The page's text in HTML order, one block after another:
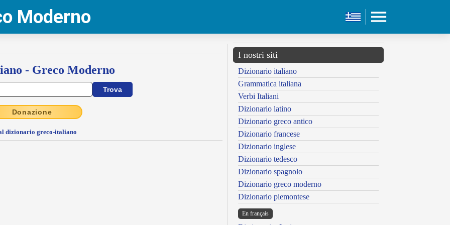
Moderno
- Greco Moderno
Donazione
dizionario greco-italiano
I nostri siti
Dizionario italiano
Grammatica italiana
Verbi Italiani
Dizionario latino
Dizionario greco antico
Dizionario francese
Dizionario inglese
Dizionario tedesco
Dizionario spagnolo
Dizionario greco moderno
Dizionario piemontese
En français